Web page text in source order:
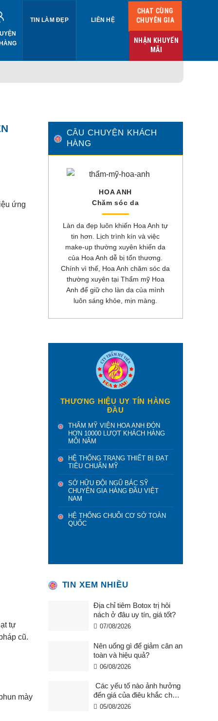
TIN LÀM ĐẸP LIÊN HỆ
CHAT CÙNG
CHUYÊN GIA
NHẬN KHUYẾN
MÃI
ứng
tự
cũ.
mày
CÂU CHUYỆN KHÁCH
HÀNG
HOA ANH
Chăm sóc da
Làn da đẹp luôn khiến Hoa Anh tự
tin hơn. Lịch trình kín và việc
make-up thường xuyên khiến da
của Hoa Anh dễ bị tổn thương.
Chính vì thế, Hoa Anh chăm sóc da
thường xuyên tại Thẩm mỹ Hoa
Anh để giữ cho làn da của mình
luôn sáng khỏe, mịn màng.
THƯƠNG HIỆU UY TÍN HÀNG
ĐẦU
THẨM MỸ VIỆN HOA ANH ĐÓN
HƠN 10000 LƯỢT KHÁCH HÀNG
MỖI NĂM
HỆ THỐNG TRANG THIẾT BỊ ĐẠT
TIÊU CHUẨN MỸ
SỞ HỮU ĐỘI NGŨ BÁC SỸ
CHUYÊN GIA HÀNG ĐẦU VIỆT
NAM
HỆ THỐNG CHUỖI CƠ SỞ TOÀN
QUỐC
TIN XEM NHIỀU
Địa chỉ tiêm Botox trị hôi
nách ở đâu uy tín, giá tốt?
07/08/2026
Nên uống gì để giảm cân an
toàn và hiệu quả?
06/08/2026
Các yếu tố nào ảnh hưởng
đến giá của điêu khắc chân
mày ?
05/08/2026